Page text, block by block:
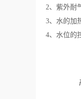
2、紫外耐
3、水的加
4、水位的